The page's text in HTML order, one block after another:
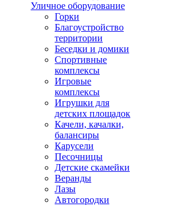
Уличное оборудование
Горки
Благоустройство
территории
Беседки и домики
Спортивные
комплексы
Игровые
комплексы
Игрушки для
детских площадок
Качели, качалки,
балансиры
Карусели
Песочницы
Детские скамейки
Веранды
Лазы
Автогородки